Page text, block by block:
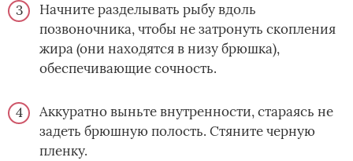
Начните разделывать рыбу вдоль
позвоночника, чтобы не затронуть скопления
жира (они находятся в низу брюшка),
обеспечивающие сочность.
Аккуратно выньте внутренности, стараясь не
задеть брюшную полость. Стяните черную
пленку.